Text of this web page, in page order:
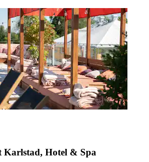
Karlstad, Hotel & Spa